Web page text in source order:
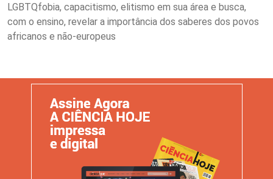
LGBTQfobia, capacitismo, elitismo em sua área e busca,
com o ensino, revelar a importância dos saberes dos povos
africanos e não-europeus